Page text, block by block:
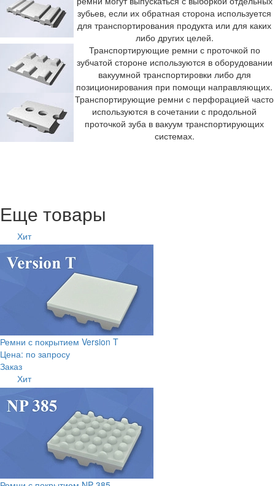
зубьев, если их обратная сторона используется
для транспортирования продукта или для каких
либо других целей.
Транспортирующие ремни с проточкой по
зубчатой стороне используются в оборудовании
вакуумной транспортировки либо для
позиционирования при помощи направляющих.
Транспортирующие ремни с перфорацией часто
используются в сочетании с продольной
проточкой зуба в вакуум транспортирующих
системах.
Еще товары
Хит
Ремни с покрытием Version T
Цена: по запросу
Заказ
Хит